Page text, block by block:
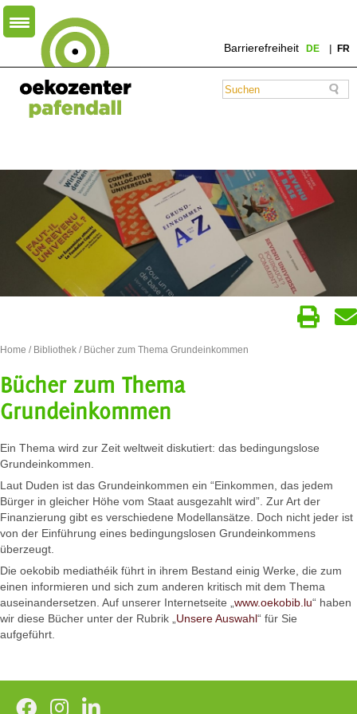
Barrierefreiheit DE FR
Home / Bibliothek / Bücher zum Thema Grundeinkommen
Bücher zum Thema
Grundeinkommen
Ein Thema wird zur Zeit weltweit diskutiert: das bedingungslose
Grundeinkommen.
Laut Duden ist das Grundeinkommen ein “Einkommen, das jedem
Bürger in gleicher Höhe vom Staat ausgezahlt wird”. Zur Art der
Finanzierung gibt es verschiedene Modellansätze. Doch nicht jeder ist
von der Einführung eines bedingungslosen Grundeinkommens
überzeugt.
Die oekobib mediathéik führt in ihrem Bestand einig Werke, die zum
einen informieren und sich zum anderen kritisch mit dem Thema
auseinandersetzen. Auf unserer Internetseite „www.oekobib.lu“ haben
wir diese Bücher unter der Rubrik „Unsere Auswahl“ für Sie
aufgeführt.